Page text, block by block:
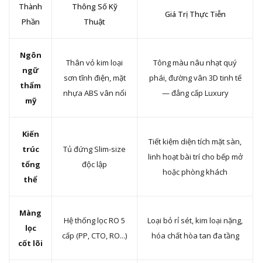
Thành
Phần
Thông Số Kỹ
Thuật
Giá Trị Thực Tiễn
Ngôn
ngữ
thẩm
mỹ
Thân vỏ kim loại
sơn tĩnh điện, mặt
nhựa ABS vân nổi
Tông màu nâu nhạt quý
phái, đường vân 3D tinh tế
— đẳng cấp Luxury
Kiến
trúc
tổng
thể
Tủ đứng Slim-size
độc lập
Tiết kiệm diện tích mặt sàn,
linh hoạt bài trí cho bếp mở
hoặc phòng khách
Màng
lọc
cốt lõi
Hệ thống lọc RO 5
cấp (PP, CTO, RO...)
Loại bỏ rỉ sét, kim loại nặng,
hóa chất hòa tan đa tầng